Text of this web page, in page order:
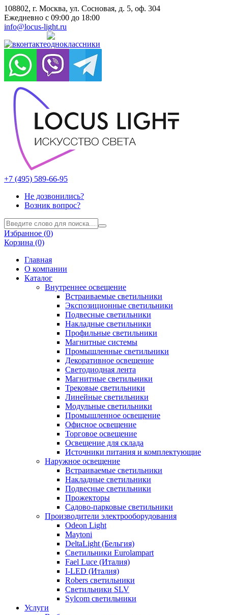
108802, г. Москва, ул. Сосновая, д. 5, оф. 304
Ежедневно с 09:00 до 18:00
info@locus-light.ru
+7 (495) 589-66-95
Не дозвонились?
Возник вопрос?
Избранное (0)
Корзина (0)
Главная
О компании
Каталог
Внутреннее освещение
Встраиваемые светильники
Экспозиционные светильники
Подвесные светильники
Накладные светильники
Профильные светильники
Магнитные системы
Промышленные светильники
Декоративное освещение
Светодиодная лента
Магнитные светильники
Трековые светильники
Линейные светильники
Модульные светильники
Промышленное освещение
Офисное освещение
Торговое освещение
Освещение для склада
Источники питания и комплектующие
Наружное освещение
Встраиваемые светильники
Накладные светильники
Подвесные светильники
Прожекторы
Садово-парковые светильники
Производители электрооборудования
Odeon Light
Maytoni
DeltaLight (Бельгия)
Светильники Eurolampart
Fael Luce (Италия)
I-LED (Италия)
Robers светильники
Светильники SLV
Sylcom светильники
Услуги